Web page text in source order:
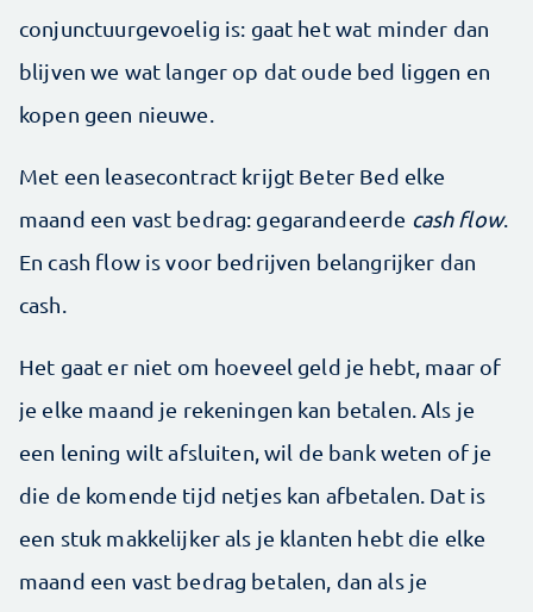
conjunctuurgevoelig is: gaat het wat minder dan
blijven we wat langer op dat oude bed liggen en
kopen geen nieuwe.
Met een leasecontract krijgt Beter Bed elke
maand een vast bedrag: gegarandeerde cash flow.
En cash flow is voor bedrijven belangrijker dan
cash.
Het gaat er niet om hoeveel geld je hebt, maar of
je elke maand je rekeningen kan betalen. Als je
een lening wilt afsluiten, wil de bank weten of je
die de komende tijd netjes kan afbetalen. Dat is
een stuk makkelijker als je klanten hebt die elke
maand een vast bedrag betalen, dan als je